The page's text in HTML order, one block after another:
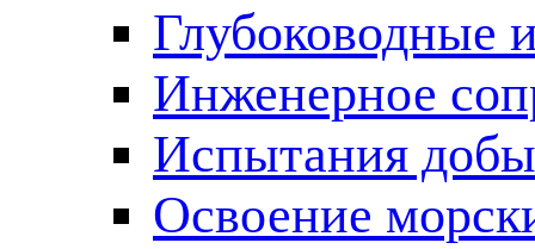
Глубоководные
Инженерное
Испытания
Освоение